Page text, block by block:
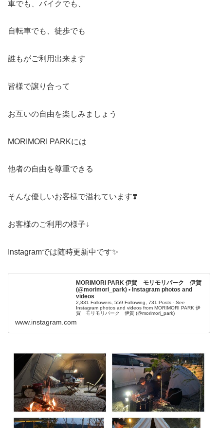
車でも、バイクでも、
自転車でも、徒歩でも
誰もがご利用出来ます
皆様で譲り合って
お互いの自由を楽しみましょう
MORIMORI PARKには
他者の自由を尊重できる
そんな優しいお客様で溢れています❣️
お客様のご利用の様子↓
Instagramでは随時更新中です✨
MORIMORI PARK 伊賀 モリモリパーク 伊賀
(@morimori_park) • Instagram photos and
videos
2,831 Followers, 559 Following, 731 Posts - See
Instagram photos and videos from MORIMORI PARK 伊
賀 モリモリパーク 伊賀 (@morimori_park)
www.instagram.com